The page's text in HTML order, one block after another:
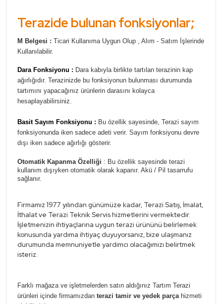
Terazide bulunan fonksiyonlar;
M Belgesi : Ticari Kullanıma Uygun Olup , Alım - Satım İşlerinde
Kullanılabilir.
Dara Fonksiyonu : Dara kabıyla birlikte tartılan terazinin kap
ağırlığıdır. Terazinizde bu fonksiyonun bulunması durumunda
tartımını yapacağınız ürünlerin darasını kolayca
hesaplayabilirsiniz.
Basit Sayım Fonksiyonu : Bu özellik sayesinde, Terazi sayım
fonksiyonunda iken sadece adeti verir. Sayım fonksiyonu devre
dışı iken sadece ağırlığı gösterir.
Otomatik Kapanma Özelliği : Bu özellik sayesinde terazi
kullanım dışıyken otomatik olarak kapanır. Akü / Pil tasarrufu
sağlanır.
Firmamız 1977 yılından günümüze kadar, Terazi Satış, İmalat,
İthalat ve Terazi Teknik Servis hizmetlerini vermektedir.
İşletmenizin ihtiyaçlarına uygun terazi ürününü belirlemek
konusunda yardıma ihtiyaç duyuyorsanız, bize ulaşmanız
durumunda memnuniyetle yardımcı olacağımızı belirtmek
isteriz.
Farklı mağaza ve işletmelerden satın aldığınız Tartım Terazi
ürünleri içinde firmamızdan terazi tamir ve yedek parçahizmeti